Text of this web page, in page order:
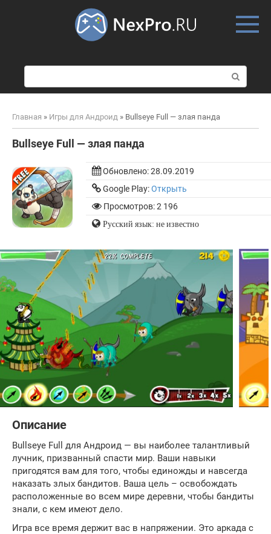
о
и
к
Главная » Игры для Андроид » Bullseye Full — злая панда
Bullseye Full — злая панда
Обновлено:28.09.2019
Google Play:Открыть
Просмотров: 2 196
Русский язык: не известно
Описание
Bullseye Full для Андроид — вы наиболее талантливый
лучник, призванный спасти мир. Ваши навыки
пригодятся вам для того, чтобы единожды и навсегда
наказать злых бандитов. Ваша цель – освобождать
расположенные во всем мире деревни, чтобы бандиты
знали, с кем имеют дело.
Игра все время держит вас в напряжении. Это аркада с